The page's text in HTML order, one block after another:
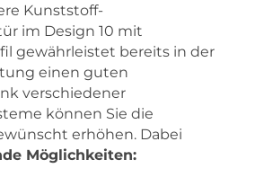
Kunststoff-
im Design 10 mit
gewährleistet bereits in der
einen guten
verschiedener
können Sie die
erhöhen. Dabei
Möglichkeiten: